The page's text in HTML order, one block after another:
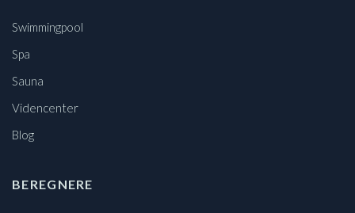
Swimmingpool
Spa
Sauna
Videncenter
Blog
BEREGNERE